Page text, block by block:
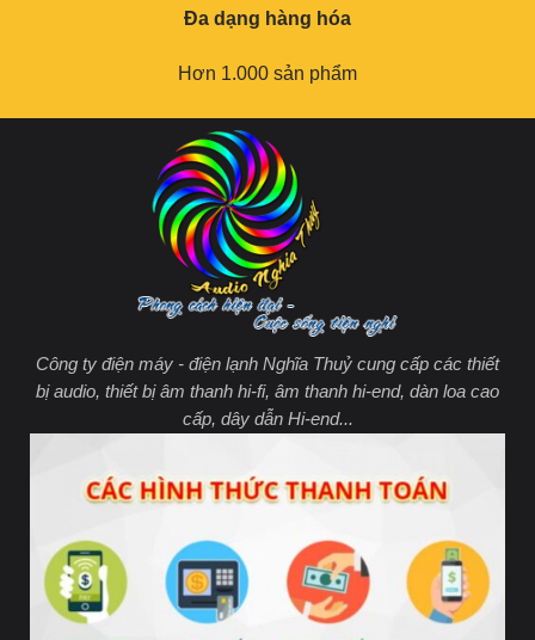
Đa dạng hàng hóa
Hơn 1.000 sản phẩm
Công ty điện máy - điện lạnh Nghĩa Thuỷ cung cấp các thiết
bị audio, thiết bị âm thanh hi-fi, âm thanh hi-end, dàn loa cao
cấp, dây dẫn Hi-end...